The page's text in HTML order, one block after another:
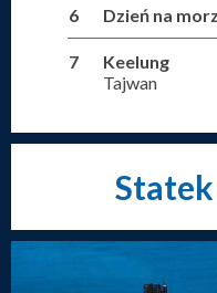
6 Dzień na
7
Keelung
Tajwan
Statek